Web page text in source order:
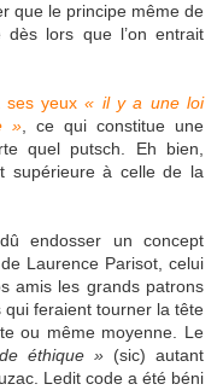
que le principe même de
dès lors que l’on entrait
ses yeux« il y a une loi
», ce qui constitue une
quel putsch. Eh bien,
supérieure à celle de la
endosser un concept
Laurence Parisot, celui
amis les grands patrons
qui feraient tourner la tête
ou même moyenne. Le
éthique » (sic) autant
Ledit code a été béni